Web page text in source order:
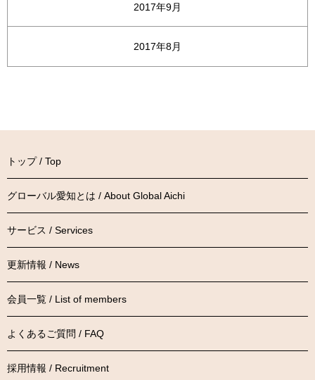
2017年9月
2017年8月
トップ / Top
グローバル愛知とは / About Global Aichi
サービス / Services
更新情報 / News
会員一覧 / List of members
よくあるご質問 / FAQ
採用情報 / Recruitment